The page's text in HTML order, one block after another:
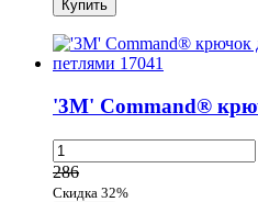
'3M' Command®
286
Скидка 32%